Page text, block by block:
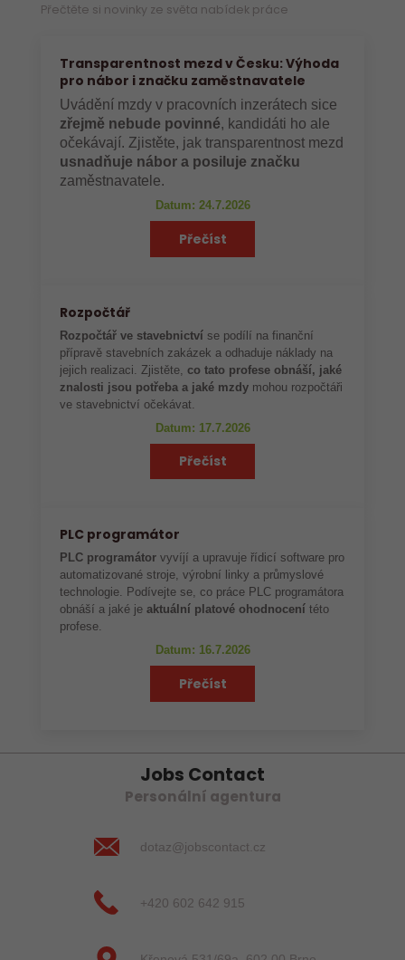
Přečtěte si novinky ze světa nabídek práce
Transparentnost mezd v Česku: Výhoda
pro nábor i značku zaměstnavatele
Uvádění mzdy v pracovních inzerátech sice
zřejmě nebude povinné, kandidáti ho ale
očekávají. Zjistěte, jak transparentnost mezd
usnadňuje nábor a posiluje značku
zaměstnavatele.
Datum: 24.7.2026
Přečíst
Rozpočtář
Rozpočtář ve stavebnictví se podílí na finanční
přípravě stavebních zakázek a odhaduje náklady na
jejich realizaci. Zjistěte,co tato profese obnáší, jaké
znalosti jsou potřeba a jaké mzdy mohou rozpočtáři
ve stavebnictví očekávat.
Datum: 17.7.2026
Přečíst
PLC programátor
PLC programátor vyvíjí a upravuje řídicí software pro
automatizované stroje, výrobní linky a průmyslové
technologie. Podívejte se, co práce PLC programátora
obnáší a jaké je aktuální platové ohodnocení této
profese.
Datum: 16.7.2026
Přečíst
Jobs Contact
Personální agentura
dotaz@jobscontact.cz
+420 602 642 915